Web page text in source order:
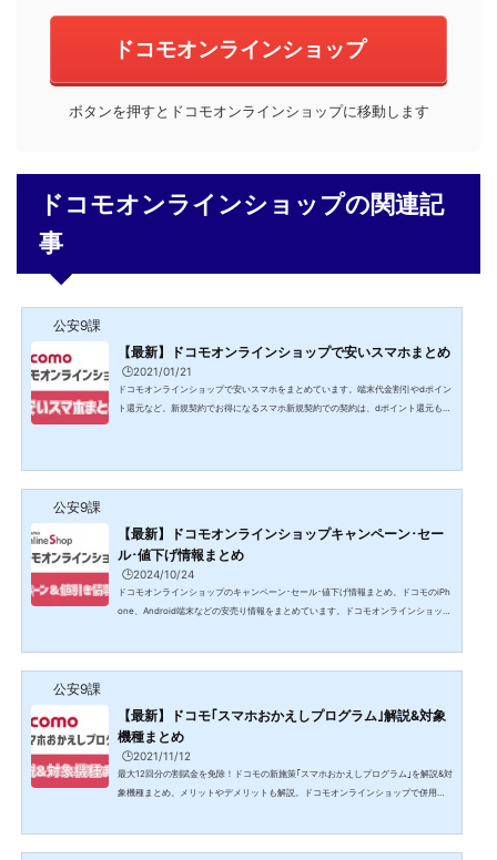
ドコモオンラインショップ
ボタンを押すとドコモオンラインショップに移動します
ドコモオンラインショップの関連記
事
公安9課
【最新】ドコモオンラインショップで安いスマホまとめ
🕒️2021/01/21
ドコモオンラインショップで安いスマホをまとめています。端末代金割引やdポイン
ト還元など。新規契約でお得になるスマホ新規契約での契約は、dポイント還元もし
公安9課
【最新】ドコモオンラインショップキャンペーン･セー
ル･値下げ情報まとめ
🕒️2024/10/24
ドコモオンラインショップのキャンペーン･セール･値下げ情報まとめ。ドコモのiPh
one、Android端末などの安売り情報をまとめています。ドコモオンラインショップ
公安9課
【最新】ドコモ｢スマホおかえしプログラム｣解説&対象
機種まとめ
🕒️2021/11/12
最大12回分の割賦金を免除！ドコモの新施策｢スマホおかえしプログラム｣を解説&対
象機種まとめ。メリットやデメリットも解説。ドコモオンラインショップで併用で